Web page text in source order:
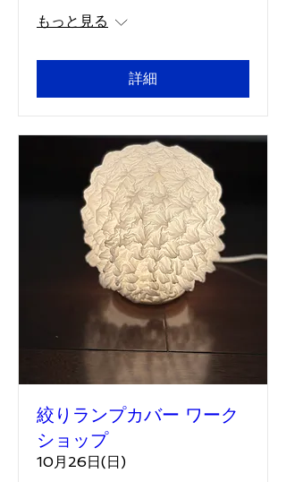
もっと見る
詳細
絞りランプカバー ワーク
ショップ
10月26日(日)